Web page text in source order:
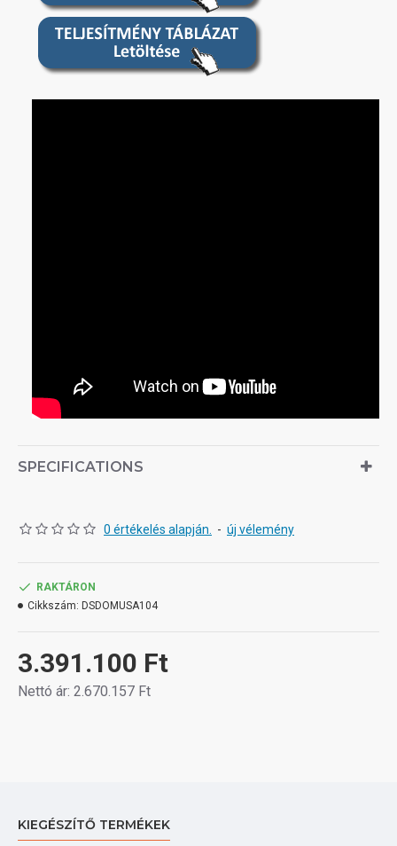
SPECIFICATIONS
0 értékelés alapján. - új vélemény
3.391.100 Ft
Nettó ár: 2.670.157 Ft
RAKTÁRON
Cikkszám: DSDOMUSA104
KIEGÉSZÍTŐ TERMÉKEK